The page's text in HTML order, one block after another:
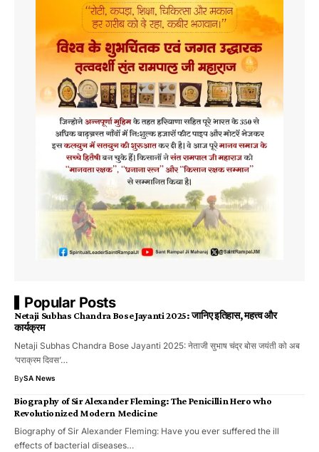
Popular Posts
Netaji Subhas Chandra Bose Jayanti 2025: जानिए इतिहास, महत्त्व और
कार्यक्रम
Netaji Subhas Chandra Bose Jayanti 2025: नेताजी सुभाष चंद्र बोस जयंती को अब
‘पराक्रम दिवस’…
BySA News
Biography of Sir Alexander Fleming: The Penicillin Hero who
Revolutionized Modern Medicine
Biography of Sir Alexander Fleming: Have you ever suffered the ill
effects of bacterial diseases…